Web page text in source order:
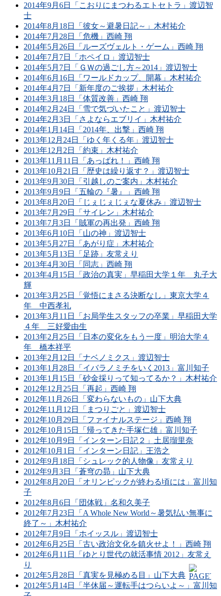
2014年9月6日「こおりにまつわるエトセトラ」渡辺智
士
2014年8月18日「彼女～避暑日記～」木村祐介
2014年7月28日「危機」西崎 翔
2014年5月26日「ルーズヴェルト・ゲーム」西崎 翔
2014年7月7日「ホペイロ」渡辺智士
2014年5月7日「ＧＷの過ごし方～2014」渡辺智士
2014年6月16日「ワールドカップ、開幕」木村祐介
2014年4月7日「新年度のご挨拶」木村祐介
2014年3月18日「体質改善」西崎 翔
2014年2月24日「雪で気づいたこと」渡辺智士
2014年2月3日「さよならエブリイ」木村祐介
2014年1月14日「2014年、出撃」西崎 翔
2013年12月24日「ゆく年くる年」渡辺智士
2013年12月2日「約束」木村祐介
2013年11月11日「あっぱれ！」西崎 翔
2013年10月21日「歴史は繰り返す？」渡辺智士
2013年9月30日「引越しのご案内」木村祐介
2013年9月9日「五輪の『暑』」西崎 翔
2013年8月20日「じぇじぇじぇな夏休み」渡辺智士
2013年7月29日「サイレン」木村祐介
2013年7月3日「賊軍の再出発」西崎 翔
2013年6月10日「山の神」渡辺智士
2013年5月27日「あがり症」木村祐介
2013年5月13日「足跡」友常えり
2013年4月30日「同志」西崎 翔
2013年4月15日「政治の真実」早稲田大学１年 丸子大
輝
2013年3月25日「覚悟にまさる決断なし」東京大学４
年 中西孝礼
2013年3月11日「お局学生スタッフの卒業」早稲田大学
４年 三好愛由生
2013年2月25日「日本の変化をもう一度」明治大学４
年 橋本祥平
2013年2月12日「ナベノミクス」渡辺智士
2013年1月28日「イバラノミチをいく2013」富川知子
2013年1月15日「砂金採りって知ってるか？」木村祐介
2012年12月25日「再起」西崎 翔
2012年11月26日「変わらないもの」山下大典
2012年11月12日「まつりごと」渡辺智士
2012年10月29日「ファイナルステージ」西崎 翔
2012年10月15日「帰ってきた手塚仁雄」富川知子
2012年10月9日「インターン日記２」土居瑠里奈
2012年10月1日「インターン日記」王浩之
2012年9月18日「シュレック的人物像」友常えり
2012年9月3日「蒼穹の昴」山下大典
2012年8月20日「オリンピックが終わる頃には」富川知
子
2012年8月6日「団体戦」名和久美子
2012年7月23日「A Whole New World～暑気払い無事に
終了～」木村祐介
2012年7月9日「ホイッスル」渡辺智士
2012年6月25日「古い政治文化を鎮火せよ！」西崎 翔
2012年6月11日「ゆとり世代の就活事情 2012」友常え
り
2012年5月28日「真実を見極める目」山下大典
2012年5月14日「半休届～運転手はつらいよ～」富川知